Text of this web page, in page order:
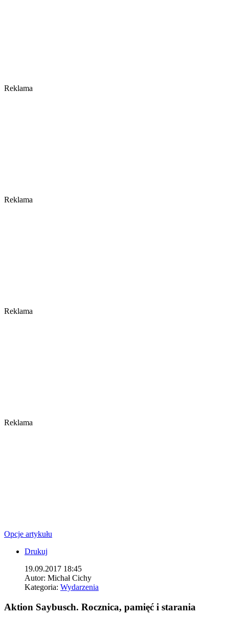
Reklama
Reklama
Reklama
Reklama
Opcje artykułu
Drukuj
19.09.2017 18:45
Autor: Michał Cichy
Kategoria: Wydarzenia
Aktion Saybusch. Rocznica, pamięć i starania